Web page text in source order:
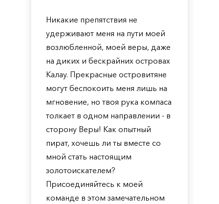
Никакие препятствия не
удерживают меня на пути моей
возлюбленной, моей веры, даже
на диких и бескрайних островах
Калау. Прекрасные островитяне
могут беспокоить меня лишь на
мгновение, но твоя рука компаса
толкает в одном направлении - в
сторону Веры! Как опытный
пират, хочешь ли ты вместе со
мной стать настоящим
золотоискателем?
Присоединяйтесь к моей
команде в этом замечательном